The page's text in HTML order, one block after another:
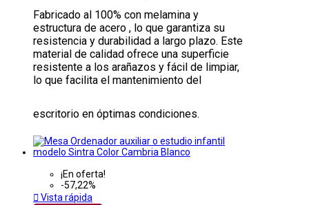
Fabricado al 100% con melamina y
estructura de acero , lo que garantiza su
resistencia y durabilidad a largo plazo. Este
material de calidad ofrece una superficie
resistente a los arañazos y fácil de limpiar,
lo que facilita el mantenimiento del
escritorio en óptimas condiciones.
¡En oferta!
-57,22%
 Vista rápida